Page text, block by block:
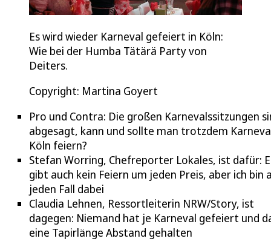
Es wird wieder Karneval gefeiert in Köln:
Wie bei der Humba Tätärä Party von
Deiters.
Copyright: Martina Goyert
Pro und Contra: Die großen Karnevalssitzungen
abgesagt, kann und sollte man trotzdem
Köln feiern?
Stefan Worring, Chefreporter Lokales, ist dafür:
gibt auch kein Feiern um jeden Preis, aber ich bin
jeden Fall dabei
Claudia Lehnen, Ressortleiterin NRW/Story, ist
dagegen: Niemand hat je Karneval gefeiert und
eine Tapirlänge Abstand gehalten